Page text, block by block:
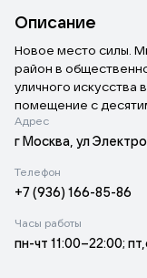
Описание
Новое место силы.
район в
уличного
помещение с
площадкой для
кинопоказов,
Галерея под
арта. Масштаб
участников и
Адрес
г Москва, ул
Телефон
+7 (936) 166-85-86
Часы работы
пн-чт 11:00–22:00;